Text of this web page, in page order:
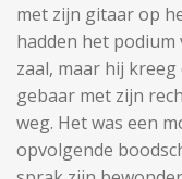
met zijn gitaar op
hadden het
zaal, maar hij
gebaar met zijn
weg. Het was een
opvolgende